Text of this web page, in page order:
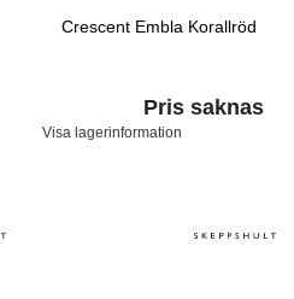
Crescent Embla Korallröd
Pris saknas
Visa lagerinformation